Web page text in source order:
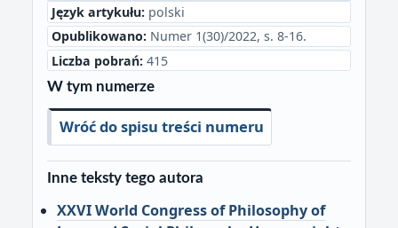
Język artykułu: polski
Opublikowano: Numer 1(30)/2022, s. 8-16.
Liczba pobrań: 415
W tym numerze
Wróć do spisu treści numeru
Inne teksty tego autora
XXVI World Congress of Philosophy of